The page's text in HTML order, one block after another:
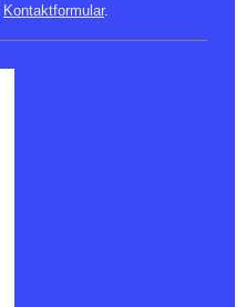
Kontaktformular.